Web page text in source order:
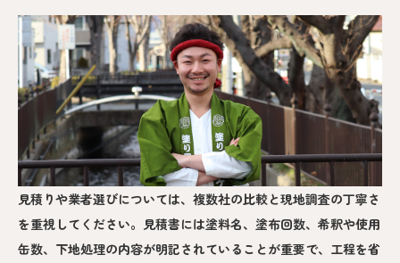
見積りや業者選びについては、複数社の比較と現地調査の丁寧さ
を重視してください。見積書には塗料名、塗布回数、希釈や使用
缶数、下地処理の内容が明記されていることが重要で、工程を省